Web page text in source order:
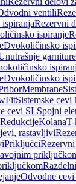
ventili
Rezervni
ispiranje
Dvokoličinsko
garniture
Dvokoličinsko
Membrane
Sistemske cevi
cevi SLSpojni
RedukcijeKolana
rastavljivi
Priključci
Odvodne